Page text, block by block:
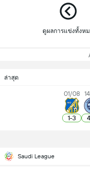
ดูผลการแข่งทั้งห
ล่าสุด
01/08
1-3 4
Saudi League